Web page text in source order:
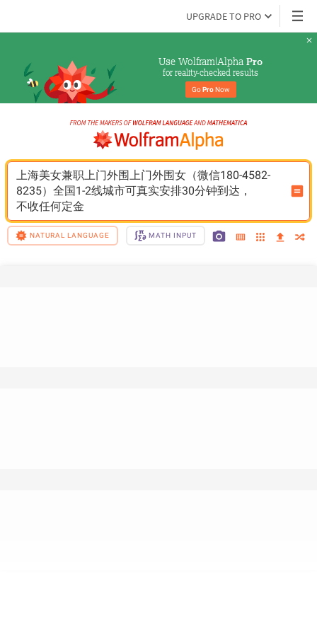
UPGRADE TO PRO
Use Wolfram|Alpha Pro
for reality-checked results
Go Pro Now
上海美女兼职上门外围上门外围女（微信180-4582-
8235）全国1-2线城市可真实安排30分钟到达，
不收任何定金
NATURAL LANGUAGE MATH INPUT